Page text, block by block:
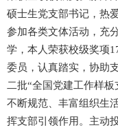
硕士生党支部书记，热
参加各类文体活动，充
学，本人荣获校级奖项
委员，认真踏实，协助
二批“全国党建工作样板
不断规范、丰富组织生
挥支部引领作用。主动